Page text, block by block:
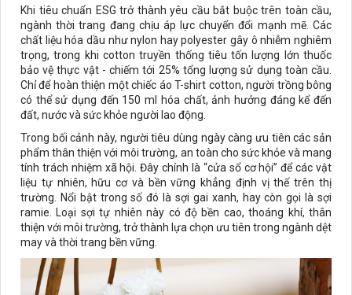
Khi tiêu chuẩn ESG trở thành yêu cầu bắt buộc trên toàn cầu,
ngành thời trang đang chịu áp lực chuyển đổi mạnh mẽ. Các
chất liệu hóa dầu như nylon hay polyester gây ô nhiễm nghiêm
trọng, trong khi cotton truyền thống tiêu tốn lượng lớn thuốc
bảo vệ thực vật - chiếm tới 25% tổng lượng sử dụng toàn cầu.
Chỉ để hoàn thiện một chiếc áo T-shirt cotton, người trồng bông
có thể sử dụng đến 150 ml hóa chất, ảnh hưởng đáng kể đến
đất, nước và sức khỏe người lao động.
Trong bối cảnh này, người tiêu dùng ngày càng ưu tiên các sản
phẩm thân thiện với môi trường, an toàn cho sức khỏe và mang
tính trách nhiệm xã hội. Đây chính là “cửa sổ cơ hội” để các vật
liệu tự nhiên, hữu cơ và bền vững khẳng định vị thế trên thị
trường. Nổi bật trong số đó là sợi gai xanh, hay còn gọi là sợi
ramie. Loại sợi tự nhiên này có độ bền cao, thoáng khí, thân
thiện với môi trường, trở thành lựa chọn ưu tiên trong ngành dệt
may và thời trang bền vững.